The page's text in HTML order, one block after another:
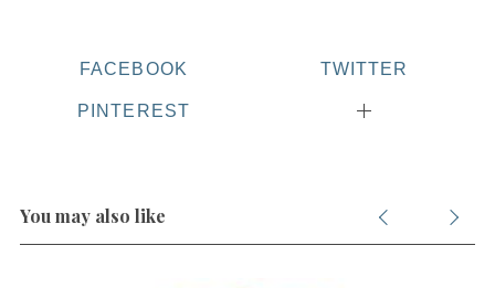
FACEBOOK TWITTER
PINTEREST
You may also like